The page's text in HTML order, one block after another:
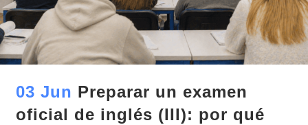
03 Jun Preparar un examen
oficial de inglés (III): por qué